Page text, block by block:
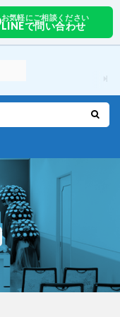
お気軽にご相談ください
LINEで問い合わせ